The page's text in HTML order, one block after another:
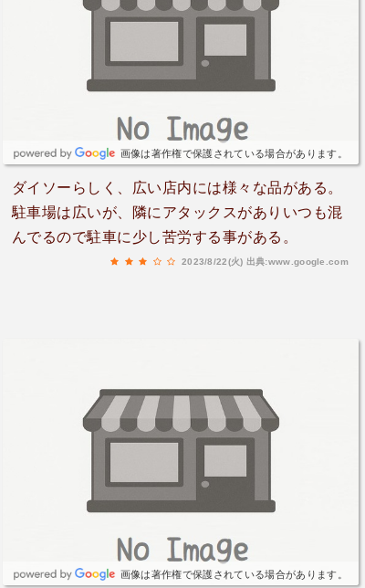
画像は著作権で保護されている場合があります。
ダイソーらしく、広い店内には様々な品がある。
駐車場は広いが、隣にアタックスがありいつも混
んでるので駐車に少し苦労する事がある。
2023/8/22(火) 出典:www.google.com
画像は著作権で保護されている場合があります。